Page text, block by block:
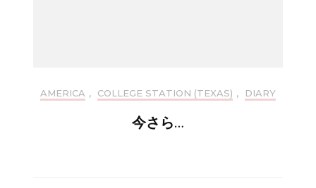
AMERICA , COLLEGE STATION (TEXAS) , DIARY
今さら…